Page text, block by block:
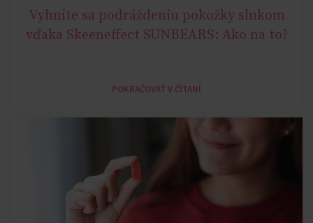
Vyhnite sa podráždeniu pokožky slnkom
vďaka Skeeneffect SUNBEARS: Ako na to?
POKRAČOVAŤ V ČÍTANÍ